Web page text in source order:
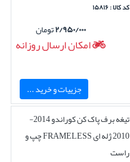
کد کالا : ۱۵۸۱۶
۲/۹۵۰/۰۰۰تومان
امکان ارسال روزانه
جزییات و خرید ...
تیغه برف پاک کن کوراندو 2014-
2010 ژله ای FRAMELESS چپ و
راست